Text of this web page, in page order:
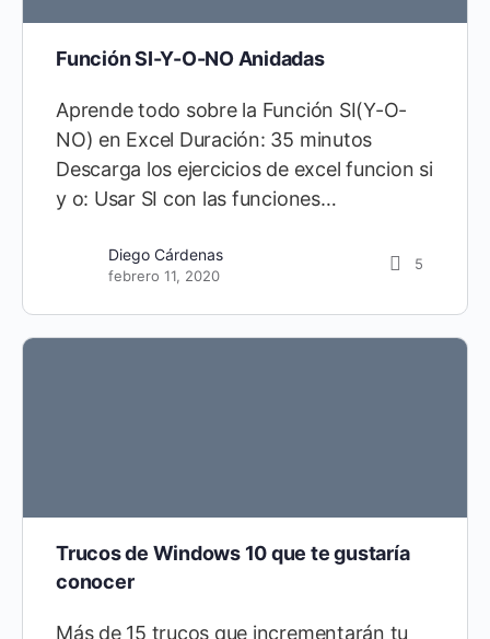
Función SI-Y-O-NO Anidadas
Aprende todo sobre la Función SI(Y-O-
NO) en Excel Duración: 35 minutos
Descarga los ejercicios de excel funcion si
y o: Usar SI con las funciones…
Diego Cárdenas
febrero 11, 2020
5
Trucos de Windows 10 que te gustaría
conocer
Más de 15 trucos que incrementarán tu